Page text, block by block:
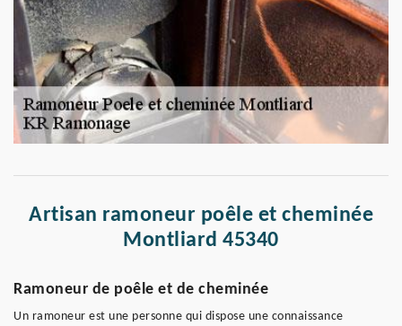
Artisan ramoneur poêle et cheminée
Montliard 45340
Ramoneur de poêle et de cheminée
Un ramoneur est une personne qui dispose une connaissance